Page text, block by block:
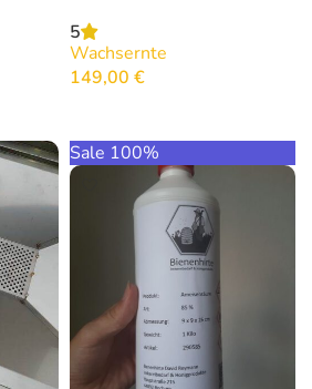
5
Wachsernte
149,00 €
Sale 100%